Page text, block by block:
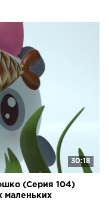
30:18
(Серия 104)
маленьких